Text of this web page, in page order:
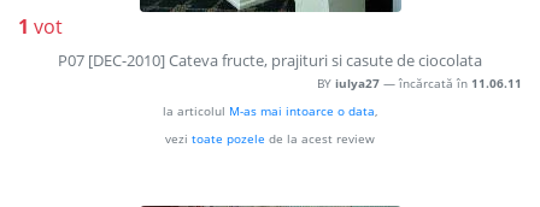
1 vot
P07 [DEC-2010] Cateva fructe, prajituri si casute de ciocolata
BY iulya27 — încărcată în 11.06.11
la articolul M-as mai intoarce o data,
vezi toate pozele de la acest review